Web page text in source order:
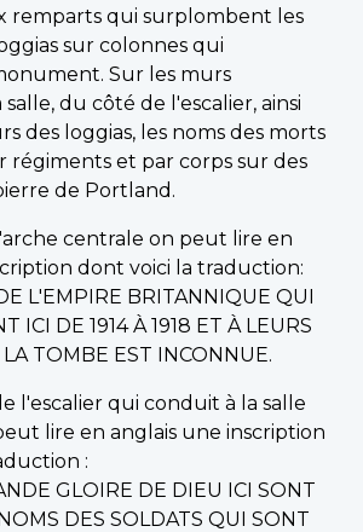
remparts qui surplombent les
sur colonnes qui
Sur les murs
du côté de l'escalier, ainsi
des loggias, les noms des morts
régiments et par corps sur des
de Portland.
centrale on peut lire en
dont voici la traduction:
L'EMPIRE BRITANNIQUE QUI
ICI DE 1914 À 1918 ET À LEURS
TOMBE EST INCONNUE.
l'escalier qui conduit à la salle
lire en anglais une inscription
:
GLOIRE DE DIEU ICI SONT
DES SOLDATS QUI SONT